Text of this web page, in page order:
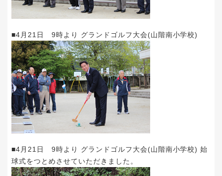
■4月21日 9時より グランドゴルフ大会(山階南小学校)
■4月21日 9時より グランドゴルフ大会(山階南小学校) 始
球式をつとめさせていただきました。